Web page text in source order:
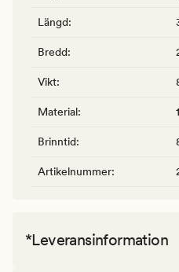
Längd:
Bredd:
Vikt:
Material:
Brinntid:
Artikelnummer:
*Leveransinformation